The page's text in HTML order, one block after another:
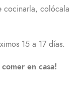
cocinarla, colócala
15 a 17 días.
en casa!